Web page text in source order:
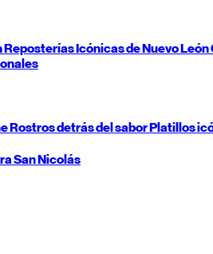
Reposterías Icónicas deNuevo León
Rostros detrás del saborPlatillos
San Nicolás